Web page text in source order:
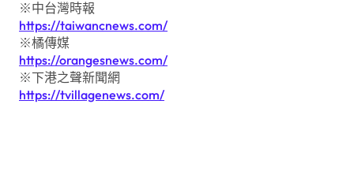
※中台灣時報
https://taiwancnews.com/
※橘傳媒
https://orangesnews.com/
※下港之聲新聞網
https://tvillagenews.com/